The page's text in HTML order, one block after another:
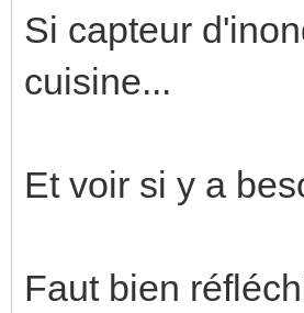
Si capteur
cuisine...
Et voir si y a
Faut bien